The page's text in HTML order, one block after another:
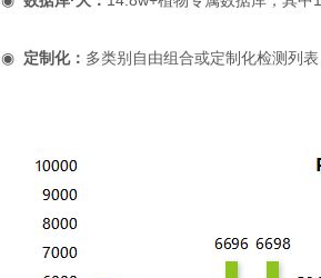
◉ 定制化： 多类别自由组合或定制化检测列